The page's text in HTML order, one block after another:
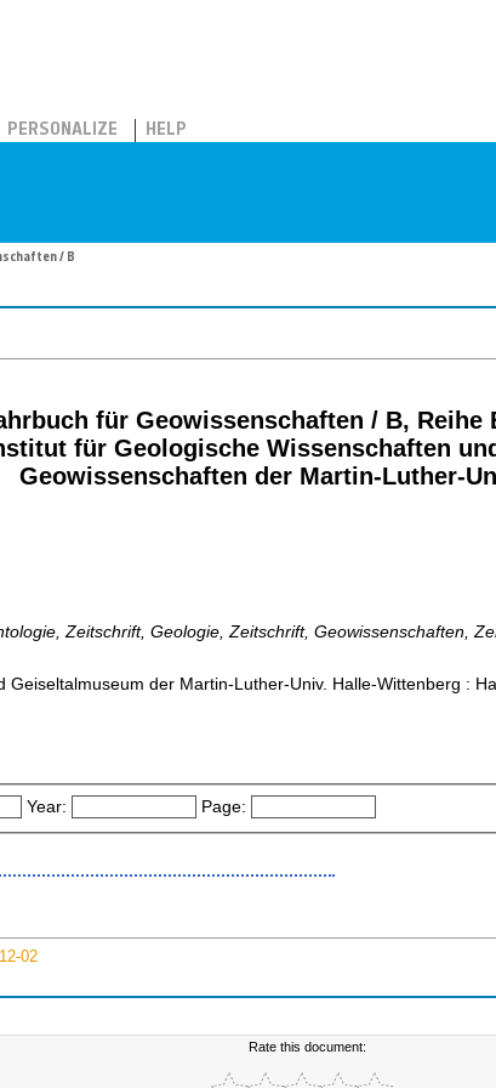
PERSONALIZE HELP
/ B
für Geowissenschaften / B,
für Geologische Wissenschaften
Geowissenschaften der Martin-Luther-
Zeitschrift, Geologie, Zeitschrift, Geowissenschaften,
Geiseltalmuseum der Martin-Luther-Univ. Halle-Wittenberg :
Year: Page:
02
Rate this document: